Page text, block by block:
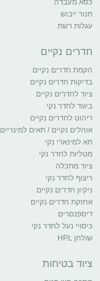
כסא מעבדה
תנור ייבוש
עגלות רשת
חדרים נקיים
הקמת חדרים נקיים
בדיקות חדרים נקיים
ציוד לחדרים נקיים
ביגוד לחדר נקי
ריהוט לחדרים נקיים
אוהלים נקיים / תאים למינריים
תא למינארי נקי
מטליות לחדר נקי
ציוד מתכלה
ריצוף לחדר נקי
ניקיון חדרים נקיים
אחזקת חדרים נקיים
דיספנסרים
כיסויי נעל לחדר נקי
שולחן HPL
ציוד בטיחות